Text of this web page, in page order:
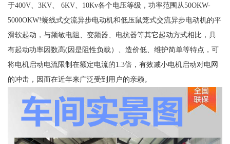
于400V、3KV、 6KV、10Kv各个电压等级，功率范围从50OKW-
5000OKW!蛲线式交流异步电动机和低压鼠笼式交流异步电动机的平
滑软起动，与频敏电阻、变频器、电抗器等其它起动方式相比，具
有起动功率因数高(因是阻性负载）、造价低、维护简单等特点，可
将电机启动电流限制在额定电流的1.3倍，有效减小电机启动对电网
的冲击，因而在近年来广泛受到用户的亲赖。